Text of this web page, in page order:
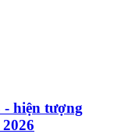
hiện tượng